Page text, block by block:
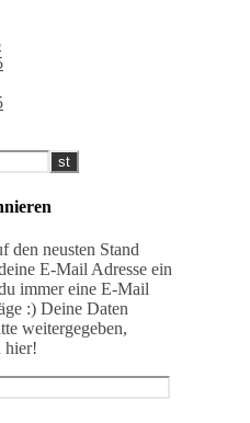
den neusten Stand
E-Mail Adresse ein
immer eine E-Mail
:) Deine Daten
weitergegeben,
hier!